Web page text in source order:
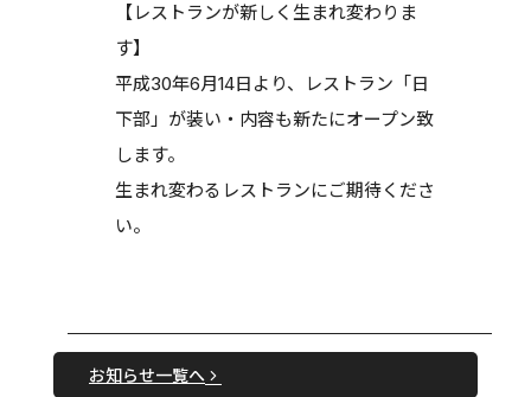
【レストランが新しく生まれ変わりま
す】
平成30年6月14日より、レストラン「日
下部」が装い・内容も新たにオープン致
します。
生まれ変わるレストランにご期待くださ
い。
お知らせ一覧へ